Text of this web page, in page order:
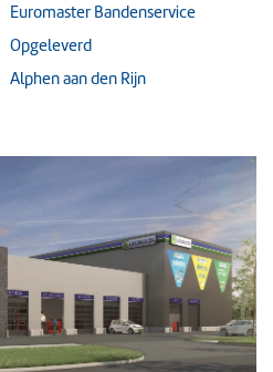
Euromaster Bandenservice
Opgeleverd
Alphen aan den Rijn